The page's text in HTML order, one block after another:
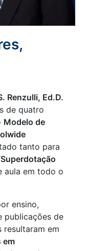
Renzulli, Ed.D.
de quatro
Modelo de
tanto para
aula em todo o
ensino,
publicações de
resultaram em
em